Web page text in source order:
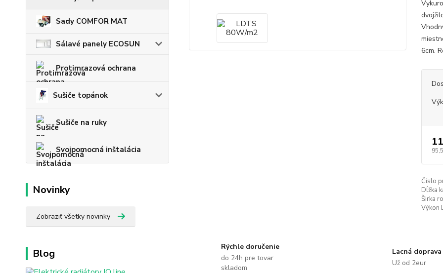
Sady COMFOR MAT
Sálavé panely ECOSUN
Protimrazová ochrana
Sušiče topánok
Sušiče na ruky
Svojpomocná inštalácia
Novinky
Zobraziť všetky novinky
Blog
6cm.
Číslo
Dĺžka
Širka
Výkon
Rýchle doručenie
do 24h pre tovar
skladom
Lacná doprava
Už od 2eur